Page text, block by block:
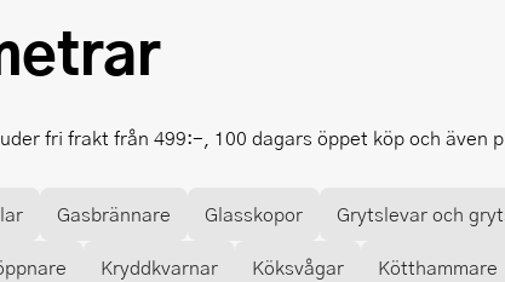
fri frakt från 499:-, 100 dagars öppet köp och även
Gasbrännare Glasskopor Grytslevar och
Kryddkvarnar Köksvågar Kötthammare